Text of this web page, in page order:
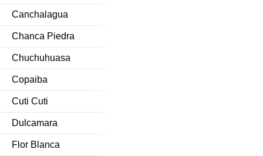
Canchalagua
Chanca Piedra
Chuchuhuasa
Copaiba
Cuti Cuti
Dulcamara
Flor Blanca